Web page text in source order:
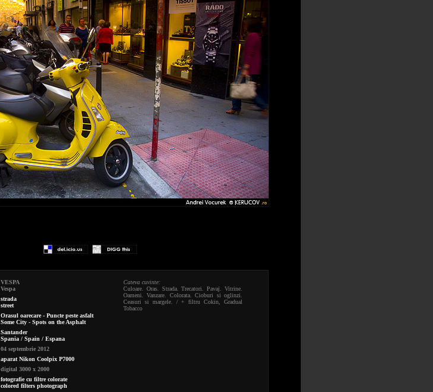
VESPA
Vespa
Cateva cuvinte:
Culoare. Oras. Strada. Trecatori. Pavaj. Vitrine.
Oameni. Vanzare. Colorata. Cioburi si oglinzi.
Ceasuri si margele. / + filtru Cokin, Gradual
Tobacco
strada
street
Orasul oarecare - Puncte peste asfalt
Some City - Spots on the Asphalt
Santander
Spania / Spain / Espana
04 septembrie 2012
aparat Nikon Coolpix P7000
digital 3000 x 2000
fotografie cu filtre colorate
colored filters photograph